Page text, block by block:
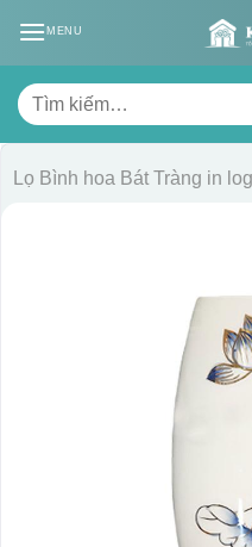
MENU
Tìm
kiếm:
Lọ Bình hoa Bát Tràng in